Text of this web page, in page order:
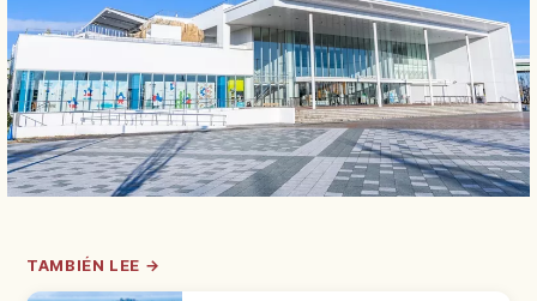
TAMBIÉN LEE →